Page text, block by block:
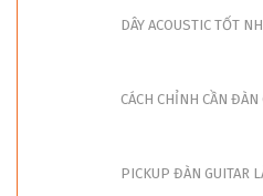
DÂY ACOUSTIC TỐT
CÁCH CHỈNH CẦN ĐÀN
PICKUP ĐÀN GUITAR